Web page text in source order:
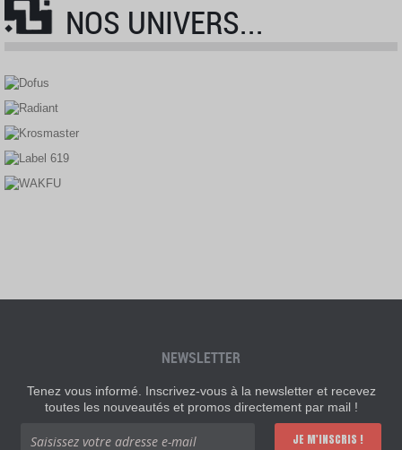
NOS UNIVERS...
NEWSLETTER
Tenez vous informé. Inscrivez-vous à la newsletter et recevez
toutes les nouveautés et promos directement par mail !
JE M'INSCRIS !